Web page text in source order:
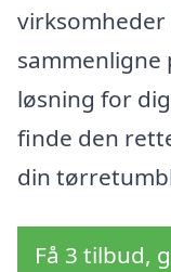
virksomheder
løsning for
finde den
din
Få 3 tilbud,